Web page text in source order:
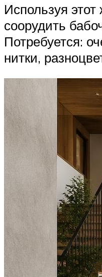
Используя
соорудить
Потребуется:
нитки,